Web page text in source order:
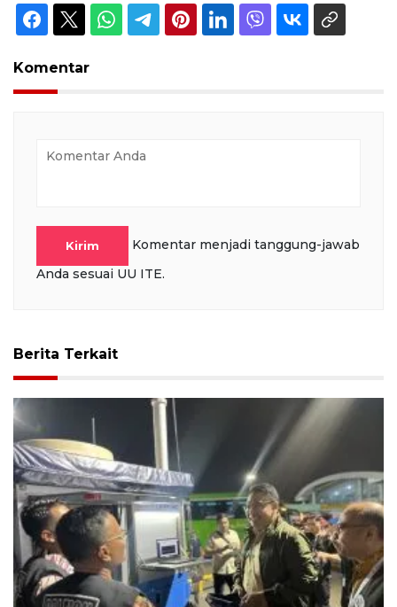
Komentar
Kirim
Komentar menjadi tanggung-jawab
Anda sesuai UU ITE.
Berita Terkait